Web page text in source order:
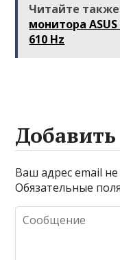
миру
беспроводной
связи
Читайте
монитора ASUS
610 Hz
Ваш адрес email
Обязательные